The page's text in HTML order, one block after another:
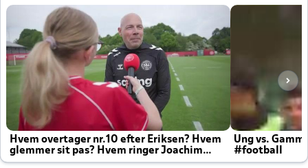
Hvem overtager nr.10 efter Eriksen? Hvem
glemmer sit pas? Hvem ringer Joachim
altid til efter kampe?
Ung vs.
#football